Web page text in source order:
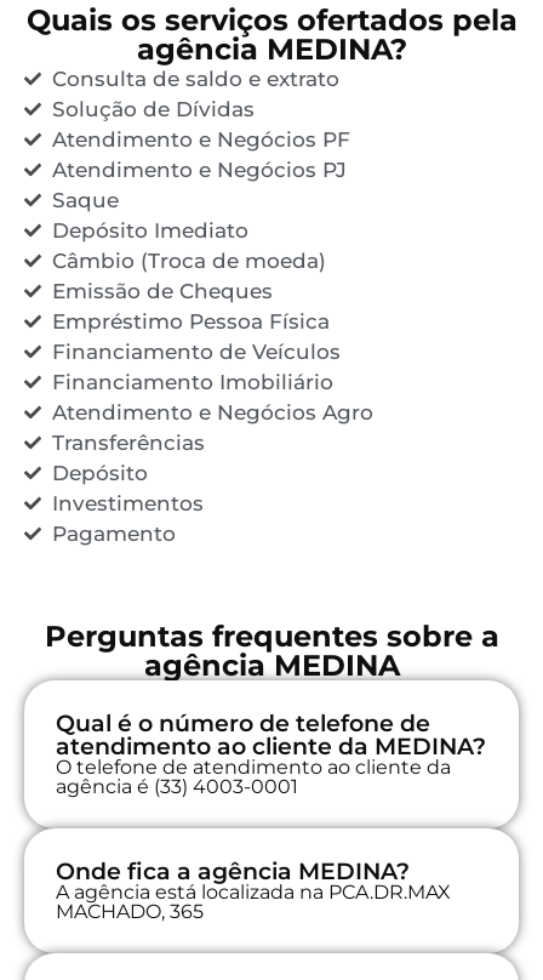
Quais os serviços ofertados pela
agência MEDINA?
Consulta de saldo e extrato
Solução de Dívidas
Atendimento e Negócios PF
Atendimento e Negócios PJ
Saque
Depósito Imediato
Câmbio (Troca de moeda)
Emissão de Cheques
Empréstimo Pessoa Física
Financiamento de Veículos
Financiamento Imobiliário
Atendimento e Negócios Agro
Transferências
Depósito
Investimentos
Pagamento
Perguntas frequentes sobre a
agência MEDINA
Qual é o número de telefone de
atendimento ao cliente da MEDINA?
O telefone de atendimento ao cliente da
agência é (33) 4003-0001
Onde fica a agência MEDINA?
A agência está localizada na PCA.DR.MAX
MACHADO, 365